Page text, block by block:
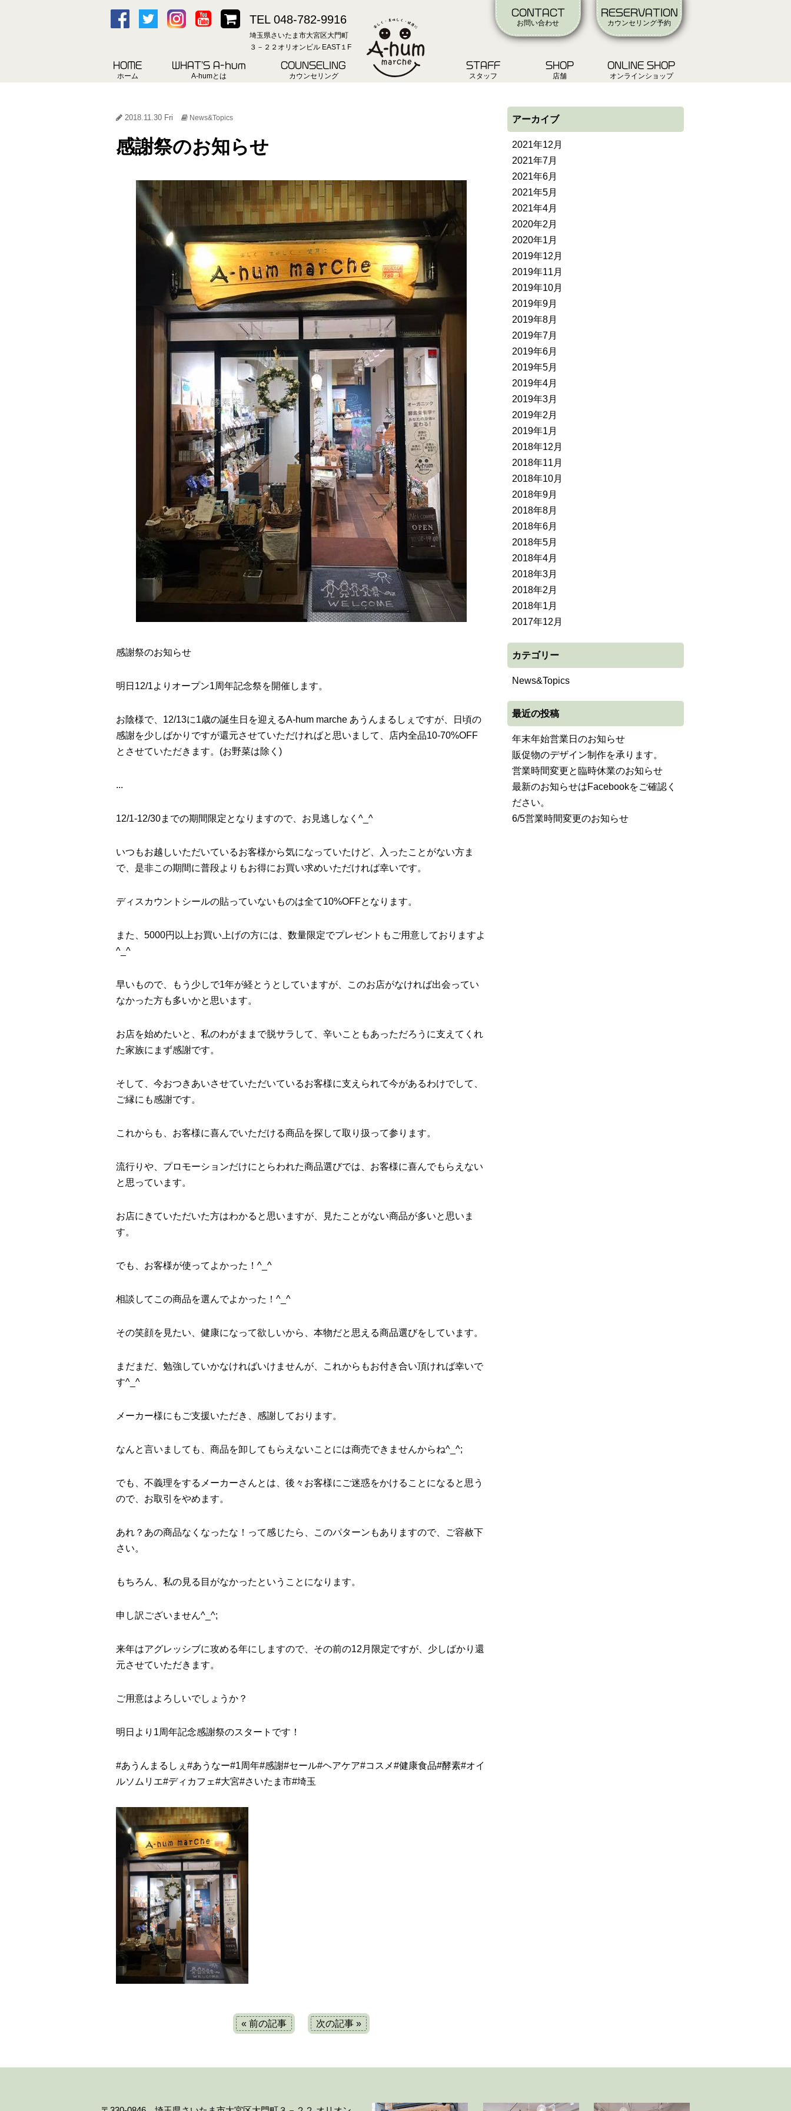
TEL 048-782-9916
埼玉県さいたま市大宮区大門町
３－２２オリオンビル EAST１F
CONTACT
お問い合わせ
RESERVATION
カウンセリング予約
HOME
ホーム
WHAT'S A-hum
A-humとは
COUNSELING
カウンセリング
STAFF
スタッフ
SHOP
店舗
ONLINE SHOP
オンラインショップ
2018.11.30 Fri News&Topics
感謝祭のお知らせ
感謝祭のお知らせ
明日12/1よりオープン1周年記念祭を開催します。
お陰様で、12/13に1歳の誕生日を迎えるA-hum marche あうんまるしぇですが、日頃の
感謝を少しばかりですが還元させていただければと思いまして、店内全品10-70%OFF
とさせていただきます。(お野菜は除く)
...
12/1-12/30までの期間限定となりますので、お見逃しなく^_^
いつもお越しいただいているお客様から気になっていたけど、入ったことがない方ま
で、是非この期間に普段よりもお得にお買い求めいただければ幸いです。
ディスカウントシールの貼っていないものは全て10%OFFとなります。
また、5000円以上お買い上げの方には、数量限定でプレゼントもご用意しておりますよ
^_^
早いもので、もう少しで1年が経とうとしていますが、このお店がなければ出会ってい
なかった方も多いかと思います。
お店を始めたいと、私のわがままで脱サラして、辛いこともあっただろうに支えてくれ
た家族にまず感謝です。
そして、今おつきあいさせていただいているお客様に支えられて今があるわけでして、
ご縁にも感謝です。
これからも、お客様に喜んでいただける商品を探して取り扱って参ります。
流行りや、プロモーションだけにとらわれた商品選びでは、お客様に喜んでもらえない
と思っています。
お店にきていただいた方はわかると思いますが、見たことがない商品が多いと思いま
す。
でも、お客様が使ってよかった！^_^
相談してこの商品を選んでよかった！^_^
その笑顔を見たい、健康になって欲しいから、本物だと思える商品選びをしています。
まだまだ、勉強していかなければいけませんが、これからもお付き合い頂ければ幸いで
す^_^
メーカー様にもご支援いただき、感謝しております。
なんと言いましても、商品を卸してもらえないことには商売できませんからね^_^;
でも、不義理をするメーカーさんとは、後々お客様にご迷惑をかけることになると思う
ので、お取引をやめます。
あれ？あの商品なくなったな！って感じたら、このパターンもありますので、ご容赦下
さい。
もちろん、私の見る目がなかったということになります。
申し訳ございません^_^;
来年はアグレッシブに攻める年にしますので、その前の12月限定ですが、少しばかり還
元させていただきます。
ご用意はよろしいでしょうか？
明日より1周年記念感謝祭のスタートです！
#あうんまるしぇ #あうなー#1周年#感謝#セール#ヘアケア#コスメ#健康食品#酵素#オイ
ルソムリエ#ディカフェ#大宮#さいたま市#埼玉
« 前の記事 次の記事 »
アーカイブ
2021年12月
2021年7月
2021年6月
2021年5月
2021年4月
2020年2月
2020年1月
2019年12月
2019年11月
2019年10月
2019年9月
2019年8月
2019年7月
2019年6月
2019年5月
2019年4月
2019年3月
2019年2月
2019年1月
2018年12月
2018年11月
2018年10月
2018年9月
2018年8月
2018年6月
2018年5月
2018年4月
2018年3月
2018年2月
2018年1月
2017年12月
カテゴリー
News&Topics
最近の投稿
年末年始営業日のお知らせ
販促物のデザイン制作を承ります。
営業時間変更と臨時休業のお知らせ
最新のお知らせはFacebookをご確認く
ださい。
6/5営業時間変更のお知らせ